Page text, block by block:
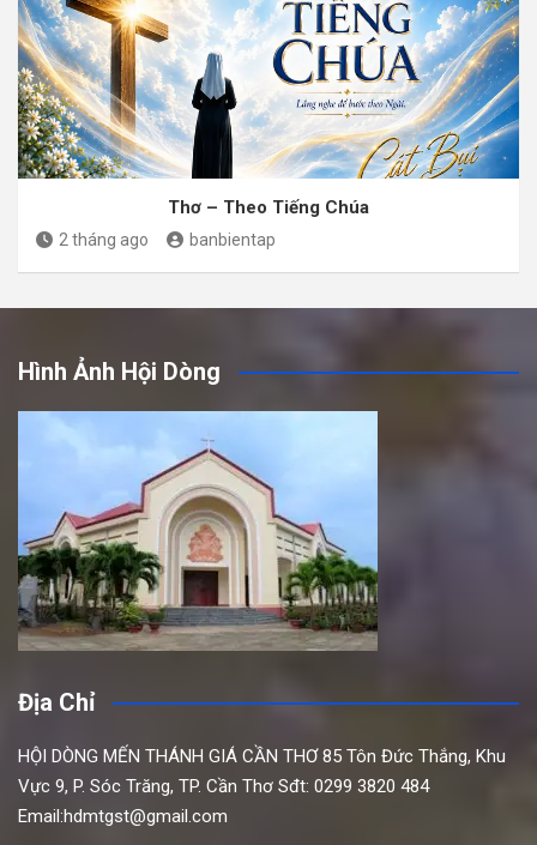
Thơ – Theo Tiếng Chúa
2 tháng ago banbientap
Hình Ảnh Hội Dòng
Địa Chỉ
HỘI DÒNG MẾN THÁNH GIÁ CẦN THƠ 85 Tôn Đức Thắng, Khu
Vực 9, P. Sóc Trăng, TP. Cần Thơ Sđt: 0299 3820 484
Email:hdmtgst@gmail.com